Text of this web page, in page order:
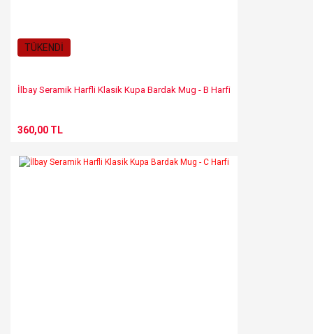
TÜKENDİ
İlbay Seramik Harfli Klasik Kupa Bardak Mug - B Harfi
360,00 TL